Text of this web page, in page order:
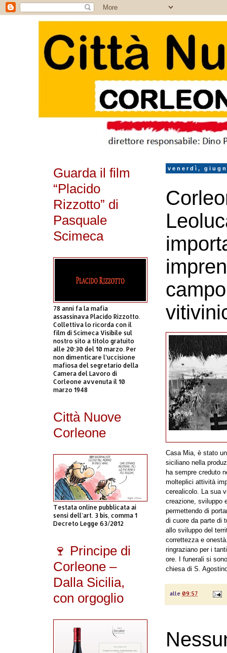
venerdì,
Casa Mia, è stato
siciliano nella
ha sempre creduto
molteplici attività
cerealicolo. La sua
creazione, sviluppo
permettendo di
di cuore da parte di
allo sviluppo del
correttezza e
ringraziano per i
ore.
I funerali si
chiesa di S.
alle 09:57
Guarda il film
“Placido
Rizzotto” di
Pasquale
Scimeca
78 anni fa la mafia
assassinava Placido Rizzotto.
Collettiva lo ricorda con il
film di Scimeca Visibile sul
nostro sito a titolo gratuito
alle 20:30 del 10 marzo. Per
non dimenticare l’uccisione
mafiosa del segretario della
Camera del Lavoro di
Corleone avvenuta il 10
marzo 1948
Città Nuove
Corleone
Testata online pubblicata ai
sensi dell'art. 3 bis, comma 1
Decreto Legge 63/2012
🍷 Principe di
Corleone –
Dalla Sicilia,
con orgoglio